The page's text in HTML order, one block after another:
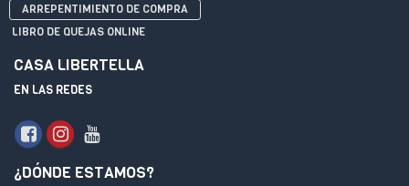
ARREPENTIMIENTO DE COMPRA
LIBRO DE QUEJAS ONLINE
CASA LIBERTELLA
EN LAS REDES
¿DÓNDE ESTAMOS?